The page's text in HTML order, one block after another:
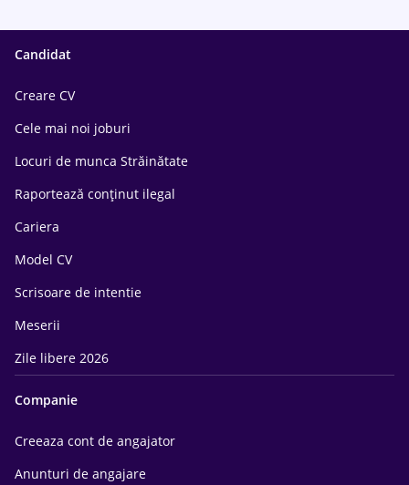
Candidat
Creare CV
Cele mai noi joburi
Locuri de munca Străinătate
Raportează conținut ilegal
Cariera
Model CV
Scrisoare de intentie
Meserii
Zile libere 2026
Companie
Creeaza cont de angajator
Anunturi de angajare